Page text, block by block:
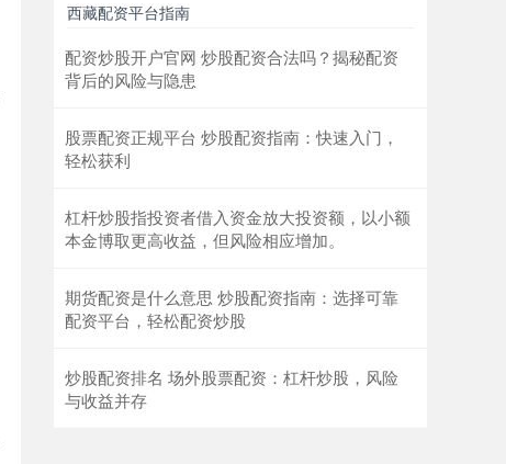
西藏配资平台指南
配资炒股开户官网 炒股配资合法吗？揭秘配资
背后的风险与隐患
股票配资正规平台 炒股配资指南：快速入门，
轻松获利
杠杆炒股指投资者借入资金放大投资额，以小额
本金博取更高收益，但风险相应增加。
期货配资是什么意思 炒股配资指南：选择可靠
配资平台，轻松配资炒股
炒股配资排名 场外股票配资：杠杆炒股，风险
与收益并存